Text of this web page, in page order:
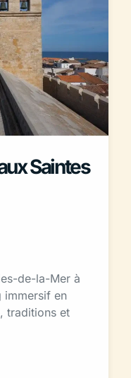
Saintes
de-la-Mer à
immersif en
traditions et